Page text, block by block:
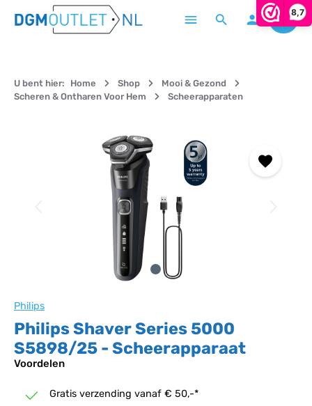
8,7
Ga naar de hoofdinhoud
U bent hier: Home Shop
Mooi & Gezond
Scheren & Ontharen Voor Hem
Scheerapparaten
Afbeeldingengalerij overslaan
Philips
Philips Shaver Series 5000
S5898/25 - Scheerapparaat
Voordelen
Gratis verzending vanaf € 50,-*